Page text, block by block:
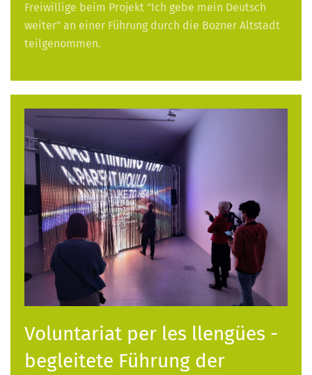
Freiwillige beim Projekt "Ich gebe mein Deutsch
weiter" an einer Führung durch die Bozner Altstadt
teilgenommen.
Voluntariat per les llengües -
begleitete Führung der